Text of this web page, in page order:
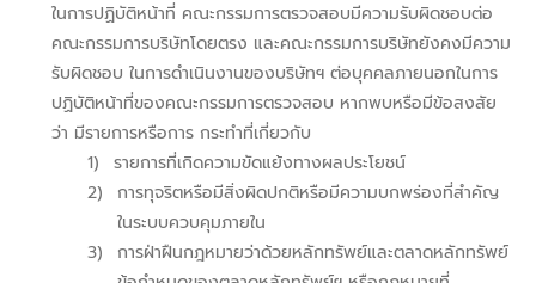
ในการปฏิบัติหน้าที่ คณะกรรมการตรวจสอบมีความรับผิดชอบต่อ
คณะกรรมการบริษัทโดยตรง และคณะกรรมการบริษัทยังคงมีความ
รับผิดชอบ ในการดำเนินงานของบริษัทฯ ต่อบุคคลภายนอกในการ
ปฏิบัติหน้าที่ของคณะกรรมการตรวจสอบ หากพบหรือมีข้อสงสัย
ว่า มีรายการหรือการ กระทำที่เกี่ยวกับ
1)
รายการที่เกิดความขัดแย้งทางผลประโยชน์
2)
การทุจริตหรือมีสิ่งผิดปกติหรือมีความบกพร่องที่สำคัญ
ในระบบควบคุมภายใน
3)
การฝ่าฝืนกฎหมายว่าด้วยหลักทรัพย์และตลาดหลักทรัพย์